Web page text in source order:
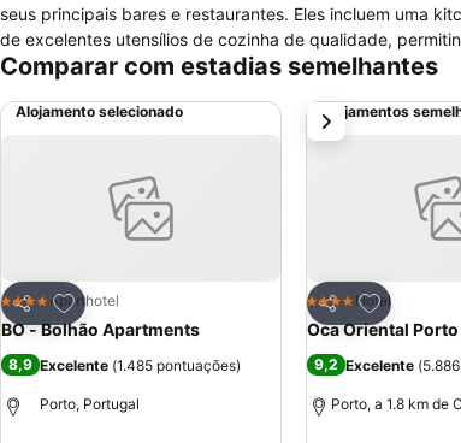
seus principais bares e restaurantes. Eles incluem uma
de excelentes utensílios de cozinha de qualidade,
no Mercado do Bolhão, do outro lado da rua. Como um
Comparar com estadias semelhantes
Alojamento selecionado
Partilhar
Adicionar aos favoritos
4 EstrelasAparthotel
BO - Bolhão Apartments
8,9 Excelente (1.485 pontuações)
Porto, Portugal
Alojamentos
Partilhar
Adicionar
4 EstrelasHotel
Oca Oriental Porto
9,2 Excelente (
Porto, a 1.8 km de
próximo